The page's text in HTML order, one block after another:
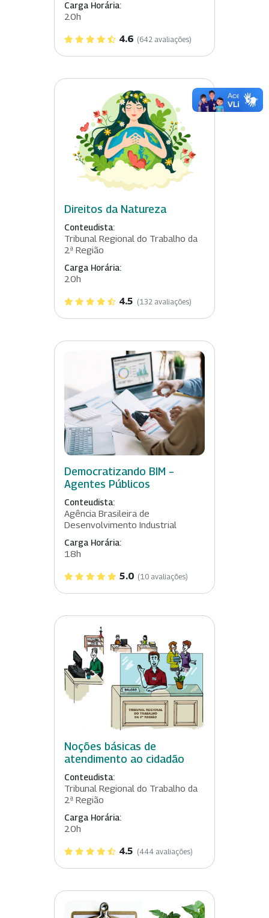
Carga Horária:
20h
4.6 (642 avaliações)
Direitos da Natureza
Conteudista:
Tribunal Regional do Trabalho da
2ª Região
Carga Horária:
20h
4.5 (132 avaliações)
Democratizando BIM –
Agentes Públicos
Conteudista:
Agência Brasileira de
Desenvolvimento Industrial
Carga Horária:
18h
5.0 (10 avaliações)
Noções básicas de
atendimento ao cidadão
Conteudista:
Tribunal Regional do Trabalho da
2ª Região
Carga Horária:
20h
4.5 (444 avaliações)